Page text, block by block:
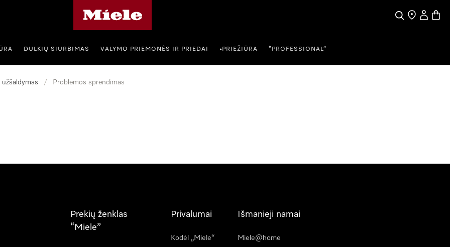
PaieškaPardavėjų
DULKIŲ SIURBIMAS VALYMO PRIEMONĖS IR PRIEDAI •PRIEŽIŪRA “PROFESSIONAL”
/ Problemos sprendimas
Prekių ženklas
“Miele”
Privalumai
Kodėl „Miele“
Išmanieji namai
Miele@home